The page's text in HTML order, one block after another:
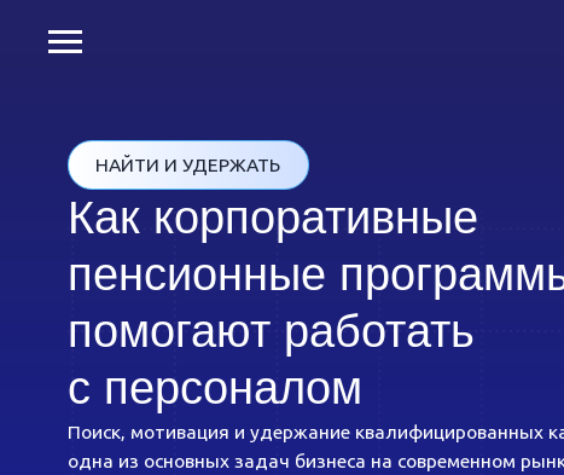
НАЙТИ И УДЕРЖАТЬ
Как корпоративные
пенсионные программы
помогают работать
с персоналом
Поиск, мотивация и удержание квалифицированных кадров —
одна из основных задач бизнеса на современном рынке труда.
Одного роста зарплат уже недостаточно, поэтому
собственники компаний ищут способы мотивировать